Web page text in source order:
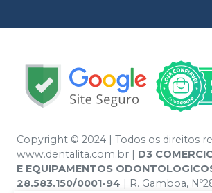
Copyright © 2024 | Todos os direitos
www.dentalita.com.br | D3
E EQUIPAMENTOS
28.583.150/0001-94 | R. Gamboa,